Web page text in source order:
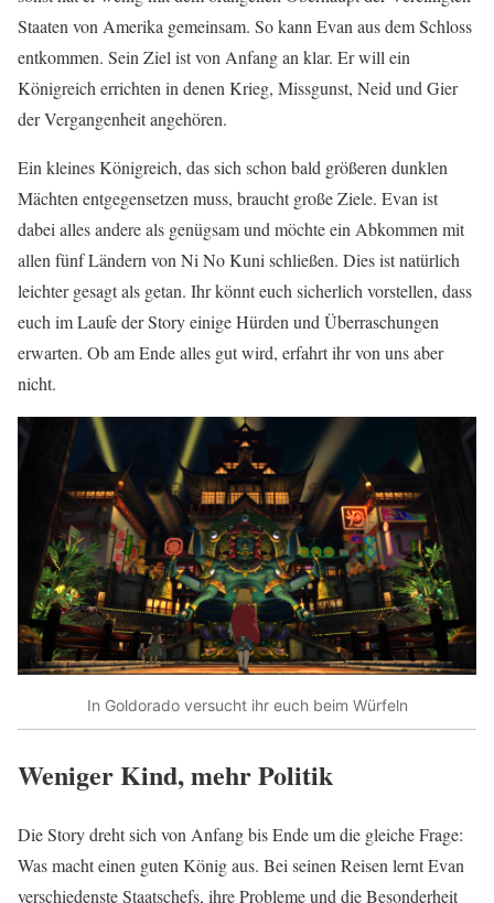
Staaten von Amerika gemeinsam. So kann Evan aus dem Schloss
entkommen. Sein Ziel ist von Anfang an klar. Er will ein
Königreich errichten in denen Krieg, Missgunst, Neid und Gier
der Vergangenheit angehören.
Ein kleines Königreich, das sich schon bald größeren dunklen
Mächten entgegensetzen muss, braucht große Ziele. Evan ist
dabei alles andere als genügsam und möchte ein Abkommen mit
allen fünf Ländern von Ni No Kuni schließen. Dies ist natürlich
leichter gesagt als getan. Ihr könnt euch sicherlich vorstellen, dass
euch im Laufe der Story einige Hürden und Überraschungen
erwarten. Ob am Ende alles gut wird, erfahrt ihr von uns aber
nicht.
In Goldorado versucht ihr euch beim Würfeln
Weniger Kind, mehr Politik
Die Story dreht sich von Anfang bis Ende um die gleiche Frage:
Was macht einen guten König aus. Bei seinen Reisen lernt Evan
verschiedenste Staatschefs, ihre Probleme und die Besonderheit